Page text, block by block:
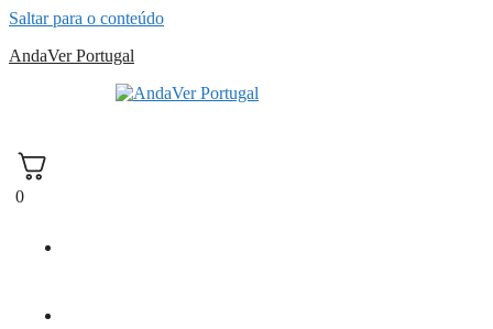
Saltar para o conteúdo
AndaVer Portugal
0